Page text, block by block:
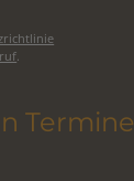
.
Termine